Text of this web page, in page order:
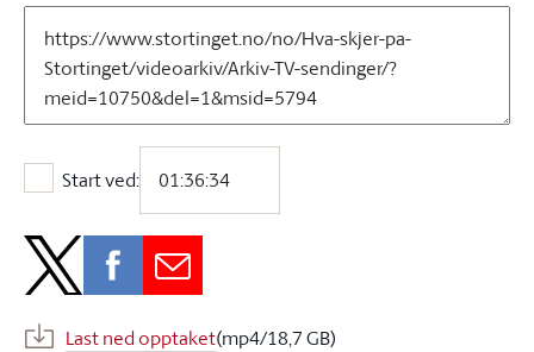
Start ved:
Start ved:
Last ned opptaket(mp4/18,7 GB)